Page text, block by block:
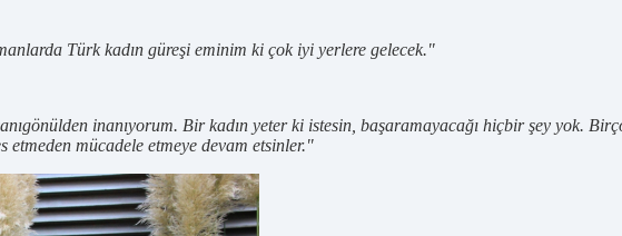
Türk kadın güreşi eminim ki çok iyi yerlere gelecek."
inanıyorum. Bir kadın yeter ki istesin, başaramayacağı hiçbir şey yok.
etmeden mücadele etmeye devam etsinler."